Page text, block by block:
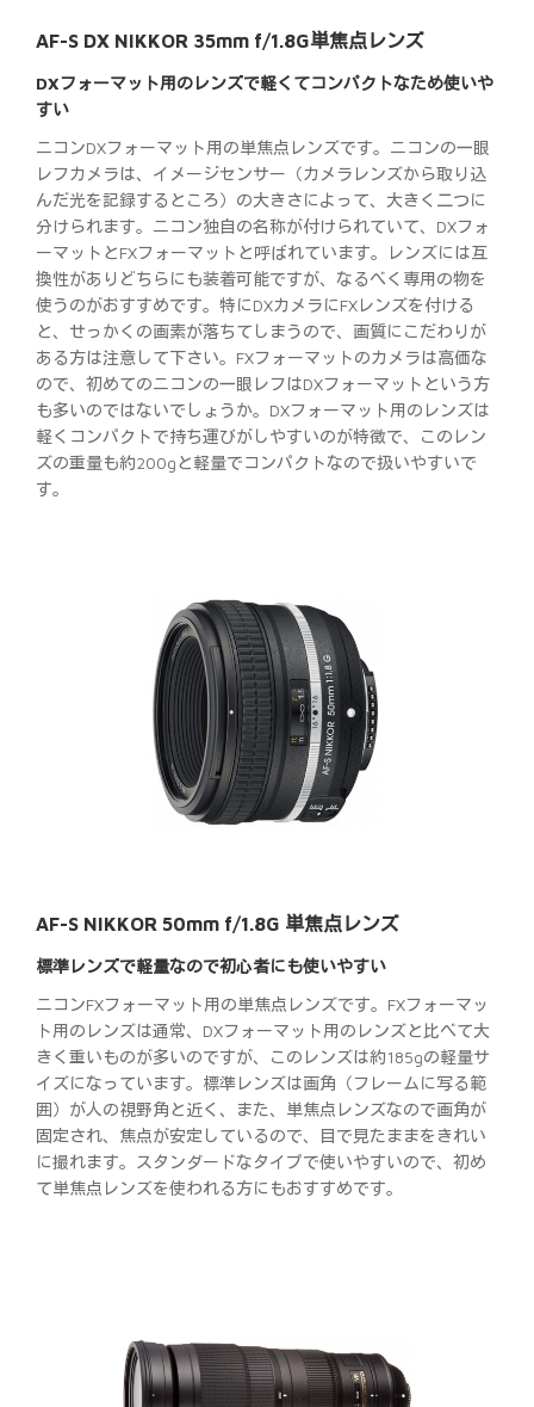
AF-S DX NIKKOR 35mm f/1.8G単焦点レンズ
DXフォーマット用のレンズで軽くてコンパクトなため使いや
すい
ニコンDXフォーマット用の単焦点レンズです。ニコンの一眼
レフカメラは、イメージセンサー（カメラレンズから取り込
んだ光を記録するところ）の大きさによって、大きく二つに
分けられます。ニコン独自の名称が付けられていて、DXフォ
ーマットとFXフォーマットと呼ばれています。レンズには互
換性がありどちらにも装着可能ですが、なるべく専用の物を
使うのがおすすめです。特にDXカメラにFXレンズを付ける
と、せっかくの画素が落ちてしまうので、画質にこだわりが
ある方は注意して下さい。FXフォーマットのカメラは高価な
ので、初めてのニコンの一眼レフはDXフォーマットという方
も多いのではないでしょうか。DXフォーマット用のレンズは
軽くコンパクトで持ち運びがしやすいのが特徴で、このレン
ズの重量も約200gと軽量でコンパクトなので扱いやすいで
す。
AF-S NIKKOR 50mm f/1.8G 単焦点レンズ
標準レンズで軽量なので初心者にも使いやすい
ニコンFXフォーマット用の単焦点レンズです。FXフォーマッ
ト用のレンズは通常、DXフォーマット用のレンズと比べて大
きく重いものが多いのですが、このレンズは約185gの軽量サ
イズになっています。標準レンズは画角（フレームに写る範
囲）が人の視野角と近く、また、単焦点レンズなので画角が
固定され、焦点が安定しているので、目で見たままをきれい
に撮れます。スタンダードなタイプで使いやすいので、初め
て単焦点レンズを使われる方にもおすすめです。